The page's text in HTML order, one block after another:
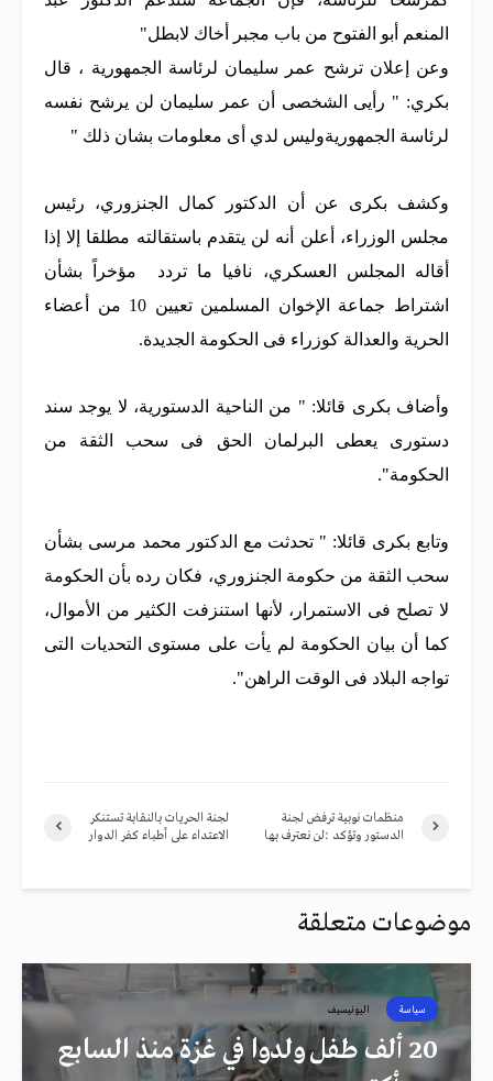
المنعم أبو الفتوح من باب مجبر أخاك لابطل"
وعن إعلان ترشح عمر سليمان لرئاسة الجمهورية ، قال
بكري: " رأيى الشخصى أن عمر سليمان لن يرشح نفسه
لرئاسة الجمهوريةوليس لدي أى معلومات بشان ذلك "
وكشف بكرى عن أن الدكتور كمال الجنزوري، رئيس
مجلس الوزراء، أعلن أنه لن يتقدم باستقالته مطلقا إلا إذا
أقاله المجلس العسكري، نافيا ما تردد مؤخراً بشأن
اشتراط جماعة الإخوان المسلمين تعيين 10 من أعضاء
الحرية والعدالة كوزراء فى الحكومة الجديدة.
وأضاف بكرى قائلا: " من الناحية الدستورية، لا يوجد سند
دستورى يعطى البرلمان الحق فى سحب الثقة من
الحكومة".
وتابع بكرى قائلا: " تحدثت مع الدكتور محمد مرسى بشأن
سحب الثقة من حكومة الجنزوري، فكان رده بأن الحكومة
لا تصلح فى الاستمرار، لأنها استنزفت الكثير من الأموال،
كما أن بيان الحكومة لم يأت على مستوى التحديات التى
تواجه البلاد فى الوقت الراهن".
لجنة الحريات بالنقابة تستنكر
الاعتداء على أطباء كفر الدوار
منظمات نوبية ترفض لجنة
الدستور وتؤكد :لن نعترف بها
موضوعات متعلقة
سياسة اليونيسيف
20 ألف طفل ولدوا في غزة منذ السابع